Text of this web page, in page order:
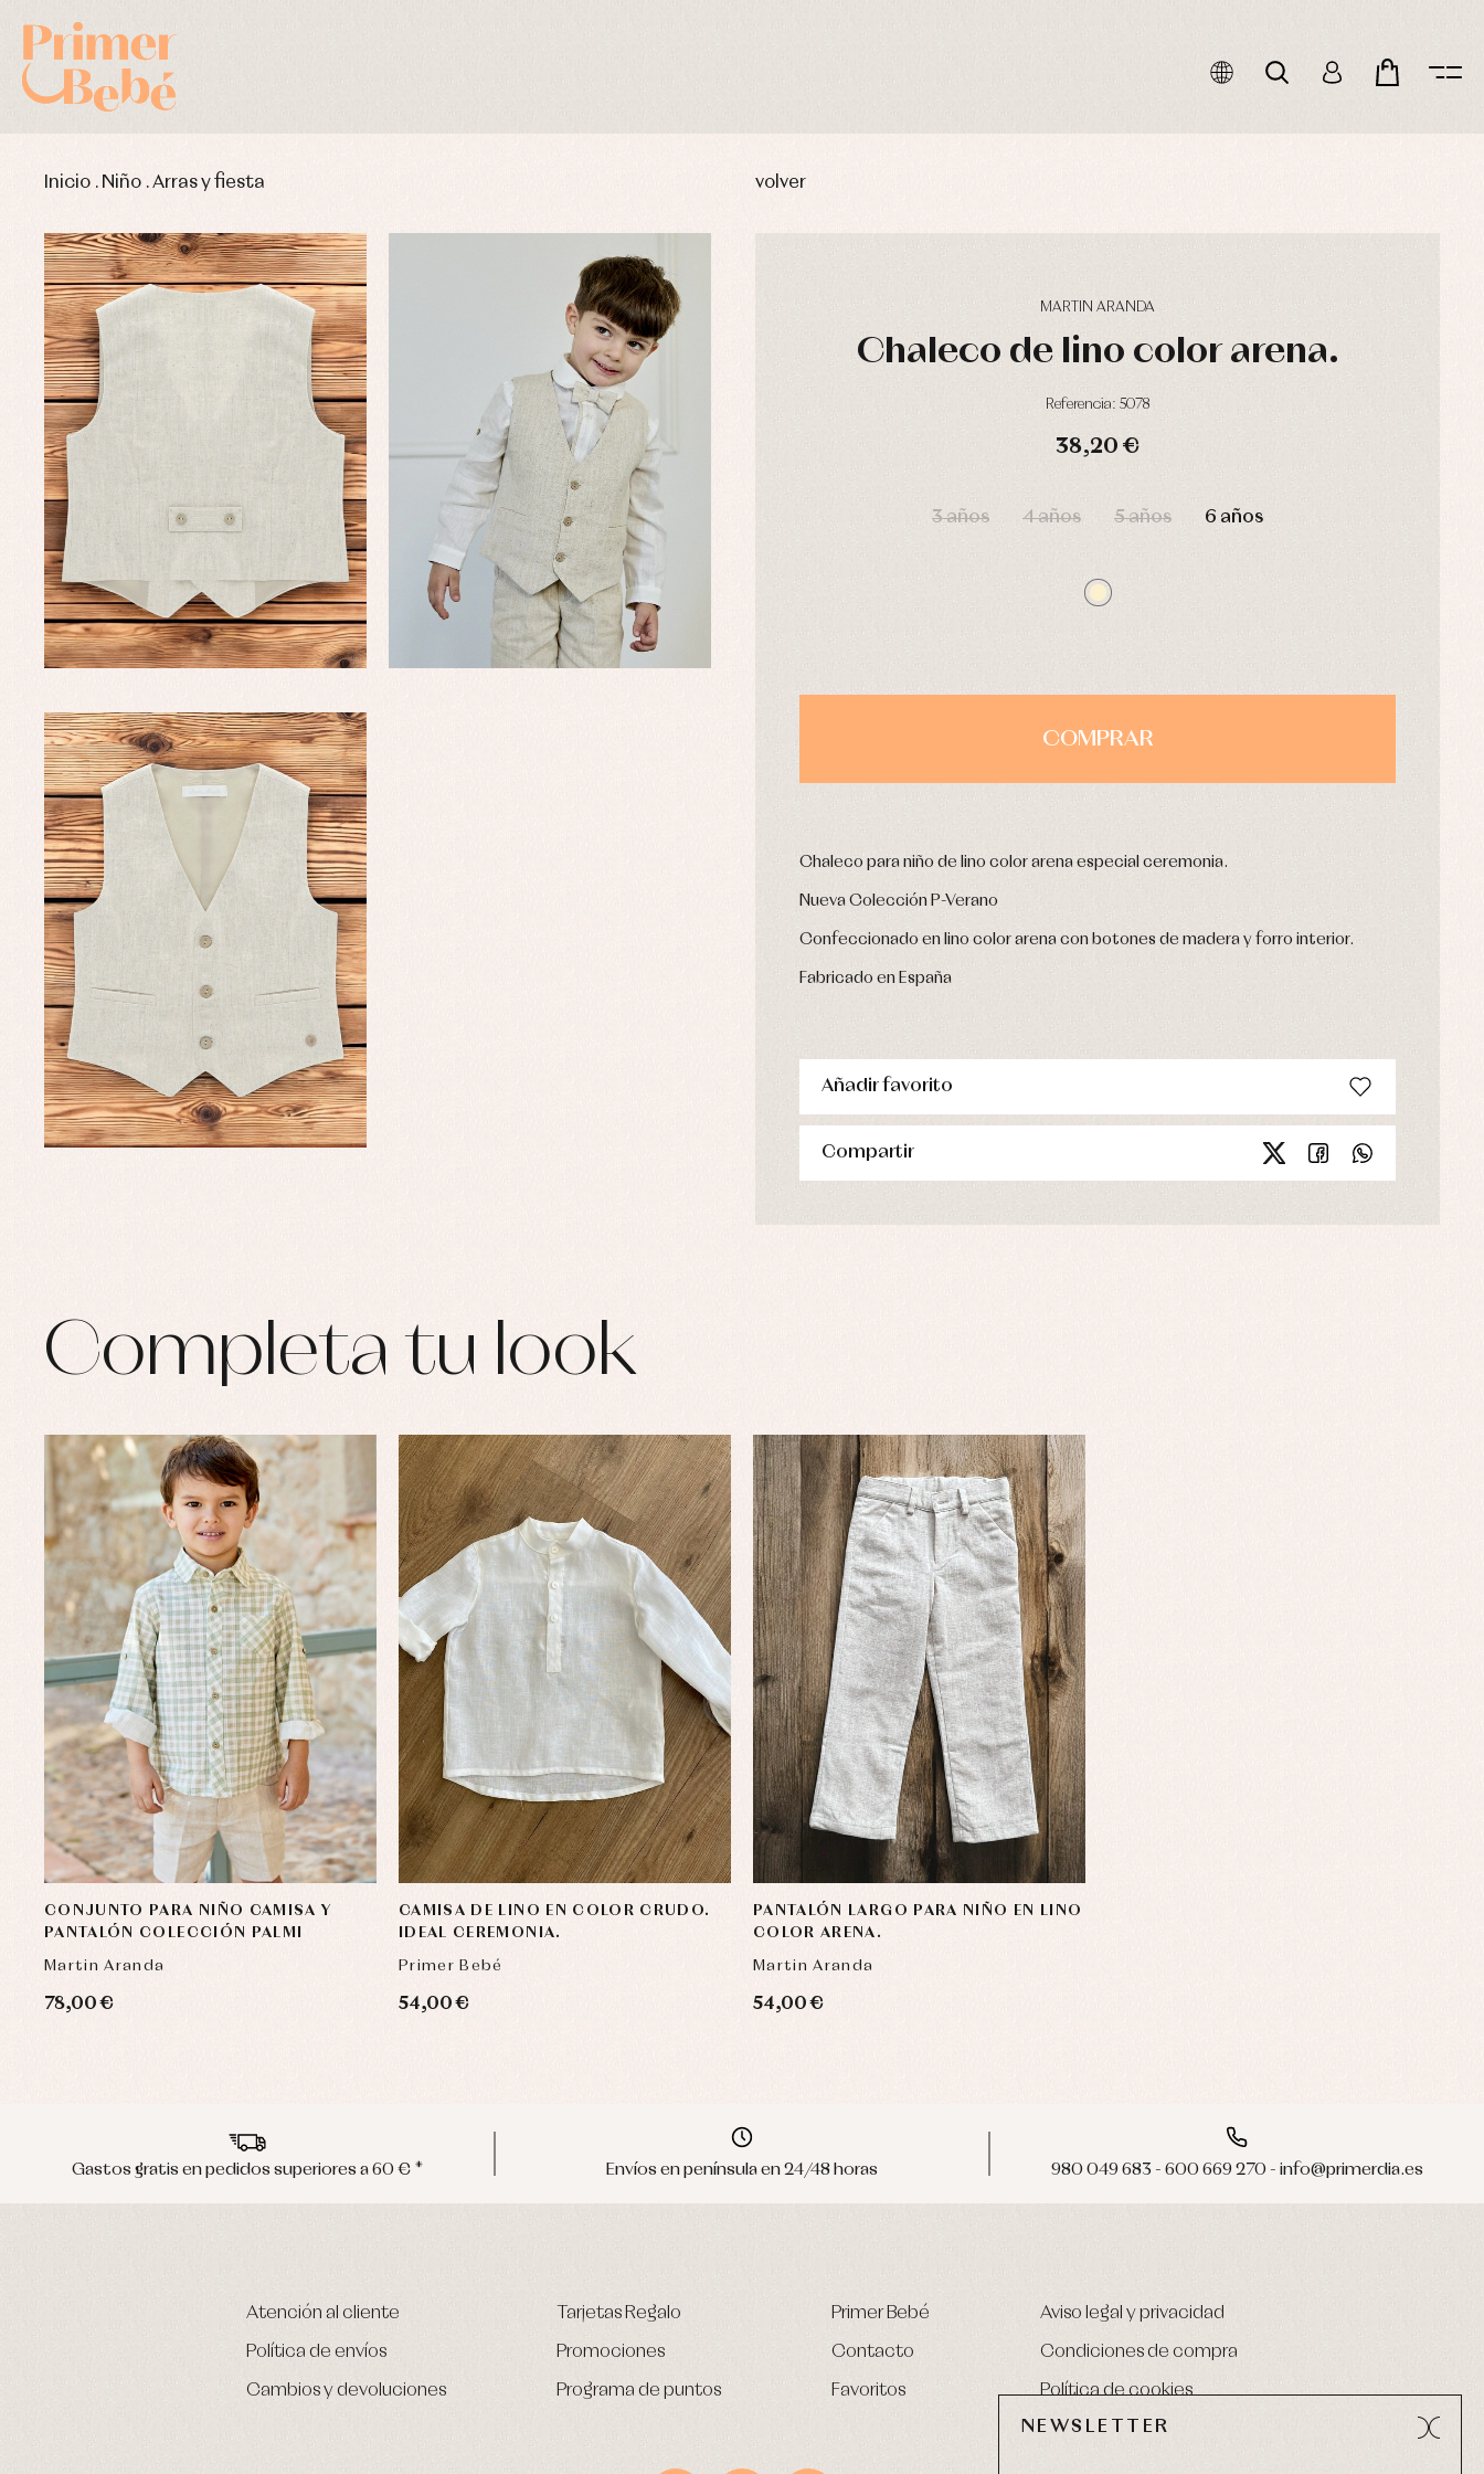
Inicio . Niño .Arras y fiesta volver
MARTIN ARANDA
Chaleco de lino color arena.
Referencia: 5078
38,20 €
3 años 4 años 5 años 6 años
COMPRAR
Chaleco para niño de lino color arena especial ceremonia.
Nueva Colección P-Verano
Confeccionado en lino color arena con botones de madera y forro interior.
Fabricado en España
Añadir favorito
Compartir
Completa tu look
CONJUNTO PARA NIÑO CAMISA Y
PANTALÓN COLECCIÓN PALMI
Martin Aranda
78,00 €
CAMISA DE LINO EN COLOR CRUDO.
IDEAL CEREMONIA.
Primer Bebé
54,00 €
PANTALÓN LARGO PARA NIÑO EN LINO
COLOR ARENA.
Martin Aranda
54,00 €
Gastos gratis en pedidos superiores a 60 € * Envíos en península en 24/48 horas 980 049 683 - 600 669 270 - info@primerdia.es
Atención al cliente
Política de envíos
Cambios y devoluciones
Tarjetas Regalo
Promociones
Programa de puntos
Primer Bebé
Contacto
Favoritos
Aviso legal y privacidad
Condiciones de compra
Política de cookies
NEWSLETTER
Complementos de bautizo
Conjuntos
Faldones de bautizo
Peleles y ranitas
Baberos
Blusas, camisas y jerseys
Faldones de bebé
Peleles y ranitas
Ropa interior, bodys,
pijamas...
Blusas y camisas
Chaquetas y abrigos
Complementos
Conjuntos
Peleles y ranitas
Ropa interior
Gorros y capotas